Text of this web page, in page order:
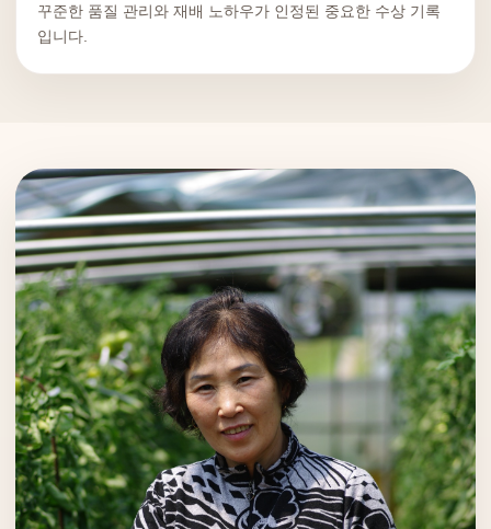
꾸준한 품질 관리와 재배 노하우가 인정된 중요한 수상 기록
입니다.